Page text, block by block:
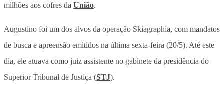
milhões aos cofres da União.
Augustino foi um dos alvos da operação Skiagraphia, com mandatos
de busca e apreensão emitidos na última sexta-feira (20/5). Até este
dia, ele atuava como juiz assistente no gabinete da presidência do
Superior Tribunal de Justiça (STJ).